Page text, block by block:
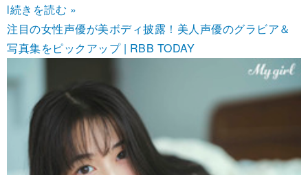
l続きを読む »
注目の女性声優が美ボディ披露！美人声優のグラビア＆
写真集をピックアップ | RBB TODAY